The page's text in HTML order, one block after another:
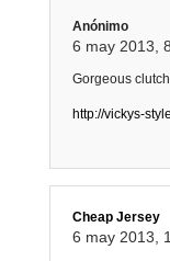
Anónimo
6 may 2013,
Gorgeous
http://vickys-
Cheap Jersey
6 may 2013,